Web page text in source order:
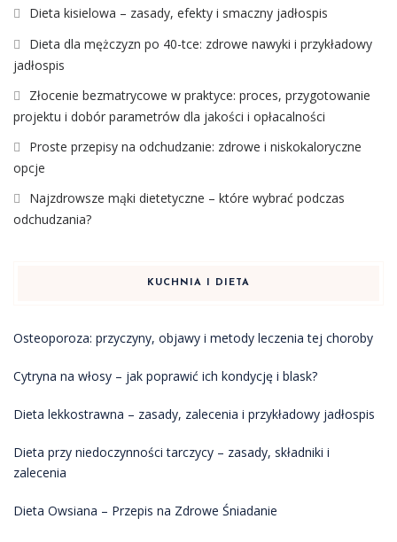
Dieta kisielowa – zasady, efekty i smaczny jadłospis
Dieta dla mężczyzn po 40-tce: zdrowe nawyki i przykładowy
jadłospis
Złocenie bezmatrycowe w praktyce: proces, przygotowanie
projektu i dobór parametrów dla jakości i opłacalności
Proste przepisy na odchudzanie: zdrowe i niskokaloryczne
opcje
Najzdrowsze mąki dietetyczne – które wybrać podczas
odchudzania?
KUCHNIA I DIETA
Osteoporoza: przyczyny, objawy i metody leczenia tej choroby
Cytryna na włosy – jak poprawić ich kondycję i blask?
Dieta lekkostrawna – zasady, zalecenia i przykładowy jadłospis
Dieta przy niedoczynności tarczycy – zasady, składniki i
zalecenia
Dieta Owsiana – Przepis na Zdrowe Śniadanie